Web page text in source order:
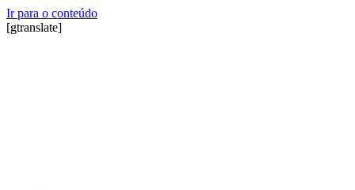
Ir para o conteúdo
[gtranslate]